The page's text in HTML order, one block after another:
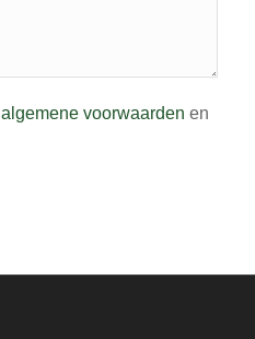
algemene voorwaarden en